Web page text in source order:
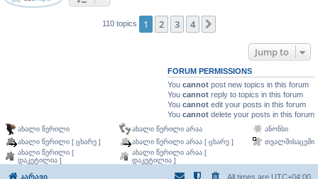
110 topics 1 2 3 4
Jump to
FORUM PERMISSIONS
You cannot post new topics in this forum
You cannot reply to topics in this forum
You cannot edit your posts in this forum
You cannot delete your posts in this forum
ახალი წერილი ახალი წერილი არაა
ანონსი
ახალი წერილი [ ცხარე ]
ახალი წერილი არაა [ ცხარე ]
თვალშისაცემი
ახალი წერილი [
დაკეტილია ]
ახალი წერილი არაა [
დაკეტილია ]
კარავი All times are UTC+04:00